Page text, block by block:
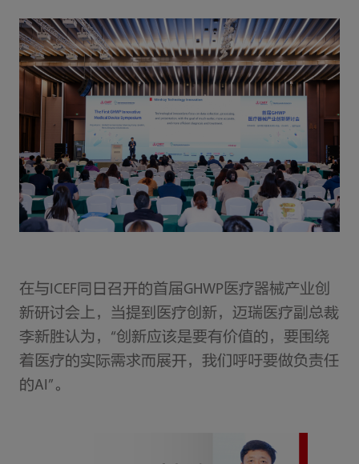
在与ICEF同日召开的首届GHWP医疗器械产业创
新研讨会上，当提到医疗创新，迈瑞医疗副总裁
李新胜认为，“创新应该是要有价值的，要围绕
着医疗的实际需求而展开，我们呼吁要做负责任
的AI”。